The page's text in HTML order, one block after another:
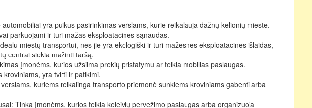
yra puikus pasirinkimas verslams, kurie reikalauja dažnų kelionių mieste.
parkuojami ir turi mažas eksploatacines sąnaudas.
miestų transportui, nes jie yra ekologiški ir turi mažesnes eksploatacines išlaidas,
centrai siekia mažinti taršą.
įmonėms, kurios užsiima prekių pristatymu ar teikia mobilias paslaugas.
kroviniams, yra tvirti ir patikimi.
kuriems reikalinga transporto priemonė sunkiems kroviniams gabenti arba
Tinka įmonėms, kurios teikia keleivių pervežimo paslaugas arba organizuoja